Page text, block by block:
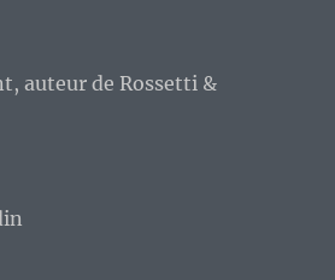
auteur de Rossetti &